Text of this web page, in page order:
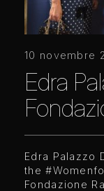
10 novembre
Edra
Edra Palazzo
the
Fondazione